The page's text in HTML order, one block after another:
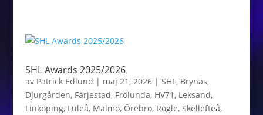
SHL Awards 2025/2026
av Patrick Edlund | maj 21, 2026| SHL, Brynäs,
Djurgården, Färjestad, Frölunda, HV71, Leksand,
Linköping, Luleå, Malmö, Örebro, Rögle, Skellefteå,